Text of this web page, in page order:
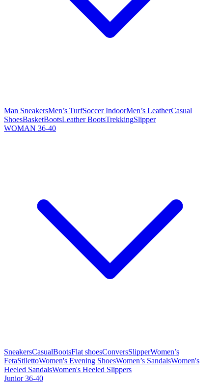
Man SneakersMen’s TurfSoccer IndoorMen’s LeatherCasual
ShoesBasketBootsLeather BootsTrekkingSlipper
WOMAN 36-40
SneakersCasualBootsFlat shoesConversSlipperWomen’s
FetaStilettoWomen's Evening ShoesWomen’s SandalsWomen's
Heeled SandalsWomen's Heeled Slippers
Junior 36-40